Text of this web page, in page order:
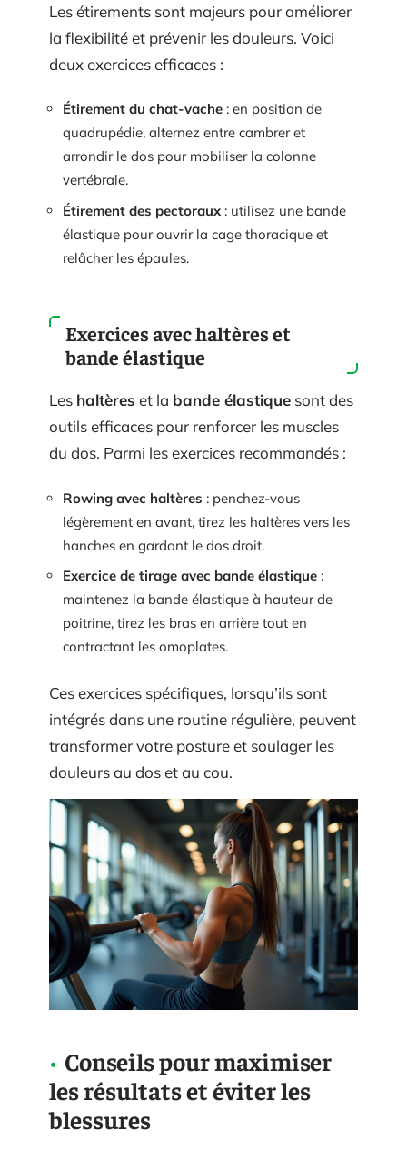
Les étirements sont majeurs pour améliorer
la flexibilité et prévenir les douleurs. Voici
deux exercices efficaces :
Étirement du chat-vache : en position de
quadrupédie, alternez entre cambrer et
arrondir le dos pour mobiliser la colonne
vertébrale.
Étirement des pectoraux : utilisez une bande
élastique pour ouvrir la cage thoracique et
relâcher les épaules.
Exercices avec haltères et
bande élastique
Les haltères et la bande élastique sont des
outils efficaces pour renforcer les muscles
du dos. Parmi les exercices recommandés :
Rowing avec haltères : penchez-vous
légèrement en avant, tirez les haltères vers les
hanches en gardant le dos droit.
Exercice de tirage avec bande élastique :
maintenez la bande élastique à hauteur de
poitrine, tirez les bras en arrière tout en
contractant les omoplates.
Ces exercices spécifiques, lorsqu’ils sont
intégrés dans une routine régulière, peuvent
transformer votre posture et soulager les
douleurs au dos et au cou.
Conseils pour maximiser
les résultats et éviter les
blessures